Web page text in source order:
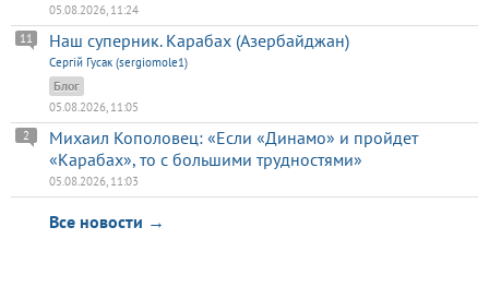
05.08.2026, 11:24
Наш суперник. Карабах (Азербайджан)
11
Сергій Гусак (sergiomole1)
Блог
05.08.2026, 11:05
Михаил Кополовец: «Если «Динамо» и пройдет
«Карабах», то с большими трудностями»
2
05.08.2026, 11:03
Все новости →